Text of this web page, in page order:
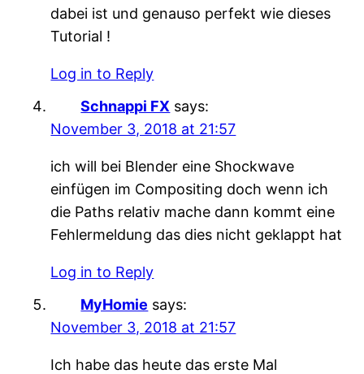
dabei ist und genauso perfekt wie dieses
Tutorial !
Log in to Reply
Schnappi FX says:
November 3, 2018 at 21:57
ich will bei Blender eine Shockwave
einfügen im Compositing doch wenn ich
die Paths relativ mache dann kommt eine
Fehlermeldung das dies nicht geklappt hat
Log in to Reply
MyHomie says:
November 3, 2018 at 21:57
Ich habe das heute das erste Mal